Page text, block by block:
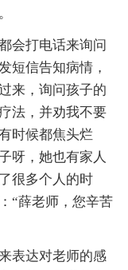
会打电话来询问
短信告知病情，
来，询问孩子的
法，并劝我不要
时候都焦头烂
呀，她也有家人
很多个人的时
“薛老师，您辛苦
表达对老师的感